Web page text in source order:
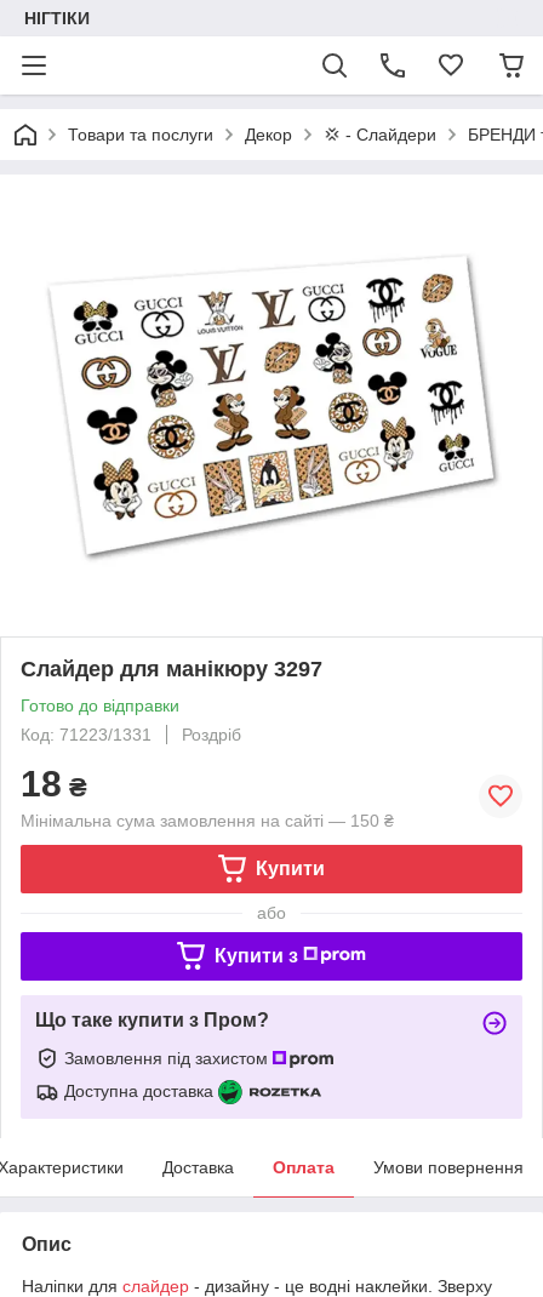
НІГТІКИ
Товари та послуги Декор 💢 - Слайдери БРЕНДИ
Слайдер для манікюру 3297
Готово до відправки
Код: 71223/1331
Роздріб
18 ₴
Мінімальна сума замовлення на сайті — 150 ₴
Купити
або
Купити з
Що таке купити з Пром?
Замовлення під захистом
Доступна доставка
Доставка Оплата Умови повернення
Опис
Наліпки для слайдер - дизайну - це водні наклейки. Зверху